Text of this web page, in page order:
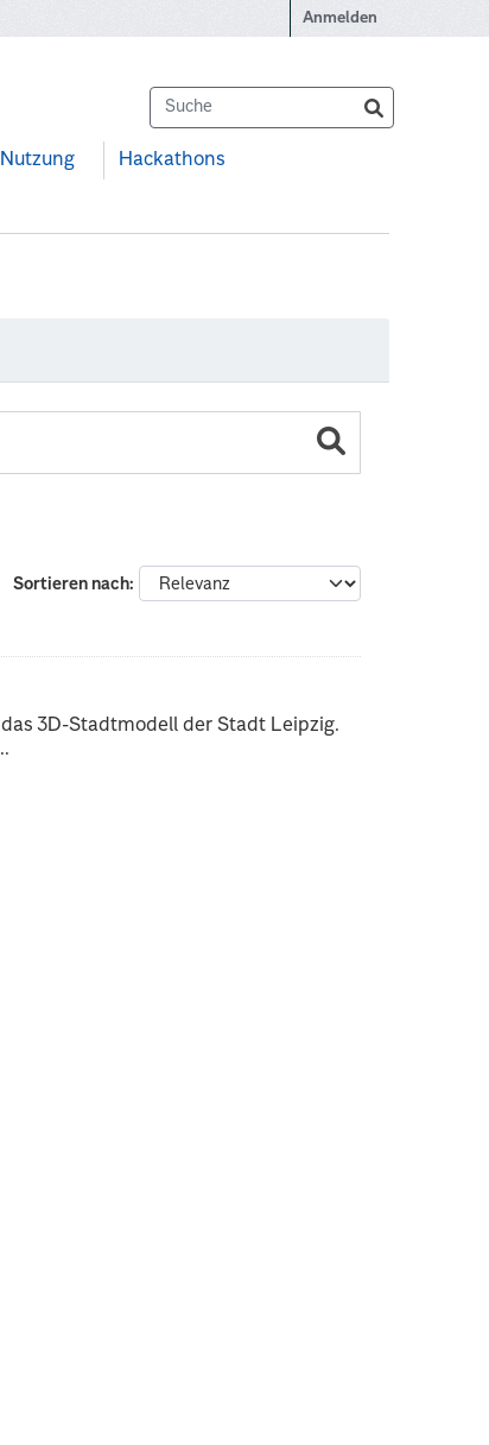
Anmelden
Nutzung Hackathons
Sortieren nach
3D-Stadtmodell der Stadt Leipzig.